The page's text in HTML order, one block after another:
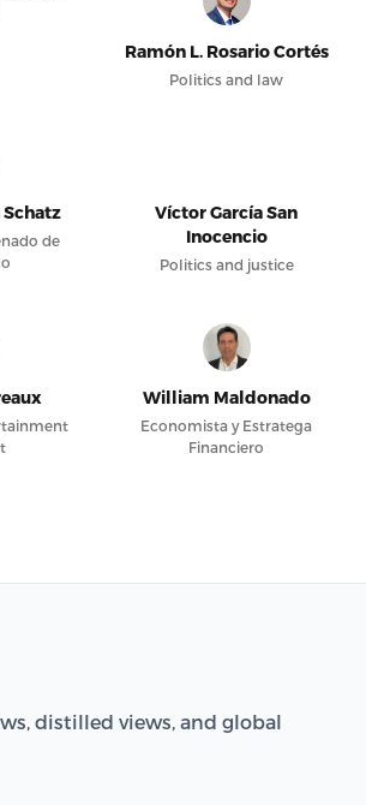
Ramón L. Rosario Cortés
Politics and law
Schatz
de
Víctor García San
Inocencio
Politics and justice
William Maldonado
Economista y Estratega
Financiero
distilled views, and global